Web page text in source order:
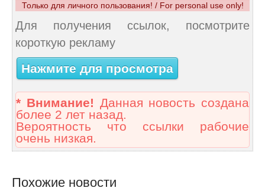
Только для личного пользования! / For personal use only!
Для получения ссылок, посмотрите
короткую рекламу
Нажмите для просмотра
* Внимание! Данная новость создана
более 2 лет назад.
Вероятность что ссылки рабочие
очень низкая.
Похожие новости